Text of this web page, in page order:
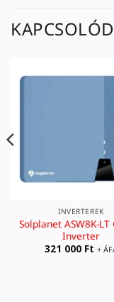
INVERTEREK
Solplanet ASW8K-LT
Inverter
321 000 Ft +